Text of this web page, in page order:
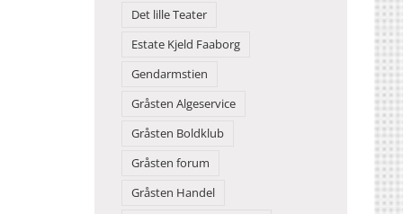
Det lille Teater
Estate Kjeld Faaborg
Gendarmstien
Gråsten Algeservice
Gråsten Boldklub
Gråsten forum
Gråsten Handel